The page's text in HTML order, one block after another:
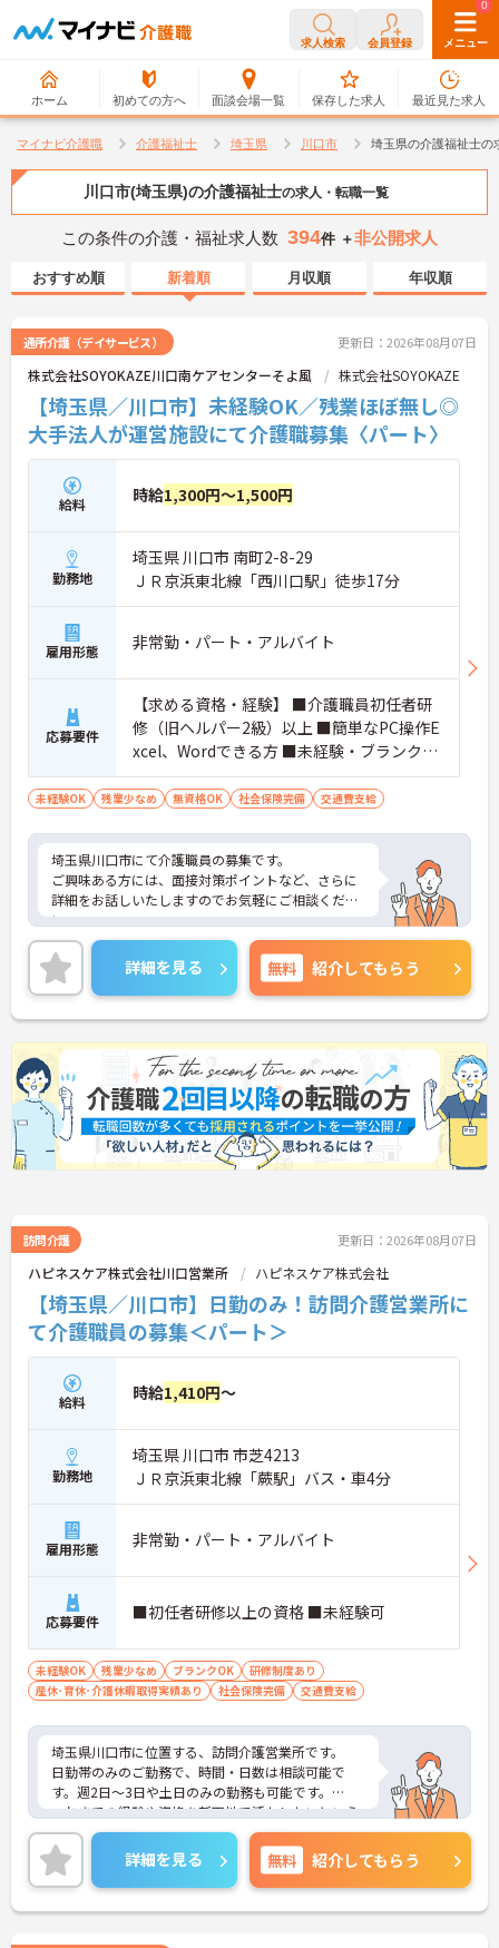
求人検索 会員登録 メニュー
ホーム 初めての方へ 面談会場一覧
0
保存した求人
0
最近見た求人
マイナビ介護職 介護福祉士 埼玉県 川口市 埼玉県の介護福祉士の
川口市(埼玉県)の介護福祉士の求人・転職一覧
この条件の介護・福祉求人数 394件 ＋非公開求人
おすすめ順 新着順 月収順 年収順
通所介護（デイサービス） 更新日：2026年08月07日
株式会社SOYOKAZE川口南ケアセンターそよ風 株式会社SOYOKAZE
【埼玉県／川口市】未経験OK／残業ほぼ無し◎
大手法人が運営施設にて介護職募集〈パート〉
給料 時給1,300円～1,500円
勤務地
埼玉県 川口市 南町2-8-29
ＪＲ京浜東北線「西川口駅」徒歩17分
雇用形態 非常勤・パート・アルバイト
応募要件
【求める資格・経験】 ■介護職員初任者研
修（旧ヘルパー2級）以上 ■簡単なPC操作E
xcel、Wordできる方 ■未経験・ブランク検
討可
未経験OK 残業少なめ 無資格OK 社会保険完備 交通費支給
埼玉県川口市にて介護職員の募集です。
ご興味ある方には、面接対策ポイントなど、さらに
詳細をお話しいたしますのでお気軽にご相談くださ
い。
詳細を見る 無料 紹介してもらう
訪問介護 更新日：2026年08月07日
ハピネスケア株式会社川口営業所 ハピネスケア株式会社
【埼玉県／川口市】日勤のみ！訪問介護営業所に
て介護職員の募集＜パート＞
給料 時給1,410円～
勤務地
埼玉県 川口市 市芝4213
ＪＲ京浜東北線「蕨駅」バス・車4分
雇用形態 非常勤・パート・アルバイト
応募要件 ■初任者研修以上の資格 ■未経験可
未経験OK 残業少なめ ブランクOK
研修制度あり
産休･育休･介護休暇取得実績あり
社会保険完備 交通費支給
埼玉県川口市に位置する、訪問介護営業所です。
日勤帯のみのご勤務で、時間・日数は相談可能で
す。週2日～3日や土日のみの勤務も可能です。
これまでの経験や資格を新天地で活かしたいという
方はもちろん、未経験の方やブランクに不安のある
方のご応募もお待ちしております。
ご興味をお持ちの方はお気軽にお問い合わせくださ
い。
詳細を見る 無料 紹介してもらう